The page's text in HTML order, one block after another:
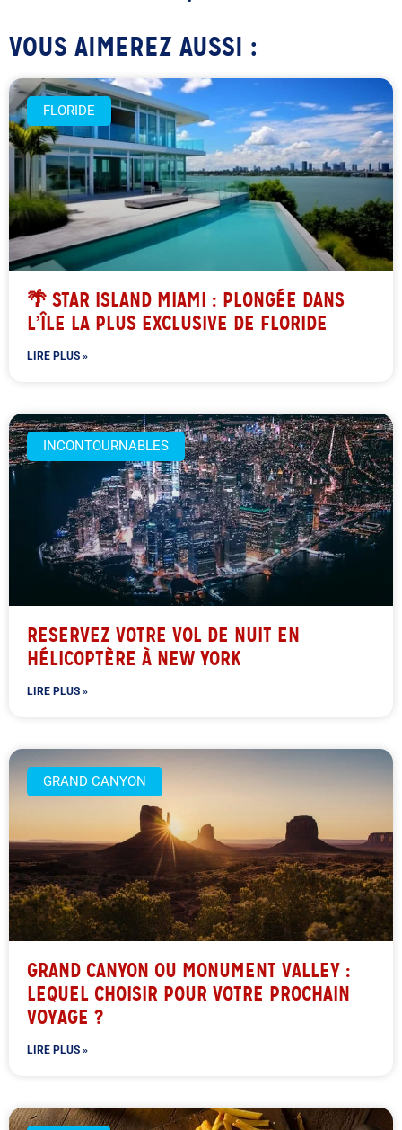
VOUS AIMEREZ AUSSI :
FLORIDE
🌴 STAR ISLAND MIAMI : PLONGÉE DANS
L’ÎLE LA PLUS EXCLUSIVE DE FLORIDE
LIRE PLUS »
INCONTOURNABLES
RESERVEZ VOTRE VOL DE NUIT EN
HÉLICOPTÈRE À NEW YORK
LIRE PLUS »
GRAND CANYON
GRAND CANYON OU MONUMENT VALLEY :
LEQUEL CHOISIR POUR VOTRE PROCHAIN
VOYAGE ?
LIRE PLUS »